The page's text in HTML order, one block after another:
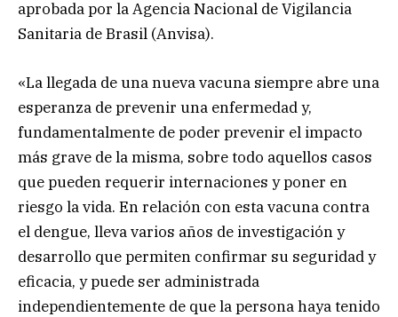
aprobada por la Agencia Nacional de Vigilancia
Sanitaria de Brasil (Anvisa).
«La llegada de una nueva vacuna siempre abre una
esperanza de prevenir una enfermedad y,
fundamentalmente de poder prevenir el impacto
más grave de la misma, sobre todo aquellos casos
que pueden requerir internaciones y poner en
riesgo la vida. En relación con esta vacuna contra
el dengue, lleva varios años de investigación y
desarrollo que permiten confirmar su seguridad y
eficacia, y puede ser administrada
independientemente de que la persona haya tenido